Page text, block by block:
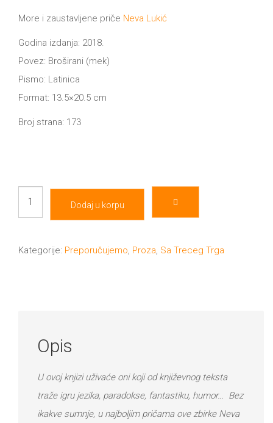
All
Star
Buka&Bes
NORD
A5
Pro/za
se!
Poezija!
GIFT
SHOP
KNJIŽARA
je
bila:
900.00 RSD.
800.00 RSD.
More i zaustavljene priče Neva Lukić
Godina izdanja: 2018.
Povez: Broširani (mek)
Pismo: Latinica
Format: 13.5×20.5 cm
Broj strana: 173
priče
Dodaj u korpu
Kategorije: Preporučujemo, Proza, Sa Treceg Trga
Opis
U ovoj knjizi uživaće oni koji od književnog teksta
traže igru jezika, paradokse, fantastiku, humor… Bez
ikakve sumnje, u najboljim pričama ove zbirke Neva